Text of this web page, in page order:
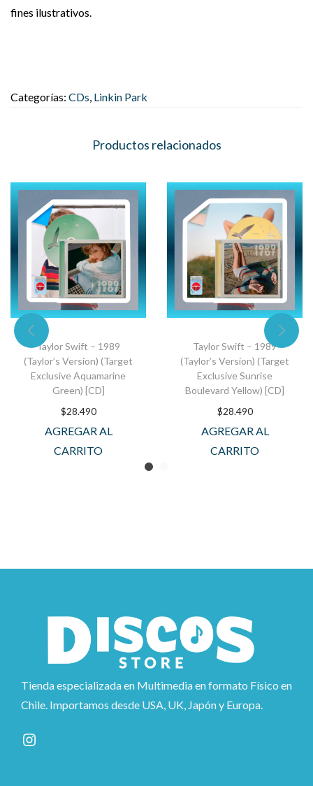
fines ilustrativos.
Categorías: CDs, Linkin Park
Productos relacionados
Taylor Swift – 1989
(Taylor’s Version) (Target
Exclusive Aquamarine
Green) [CD]
$28.490
AGREGAR AL
CARRITO
Taylor Swift – 1989
(Taylor’s Version) (Target
Exclusive Sunrise
Boulevard Yellow) [CD]
$28.490
AGREGAR AL
CARRITO
Tienda especializada en Multimedia en formato Físico en
Chile. Importamos desde USA, UK, Japón y Europa.